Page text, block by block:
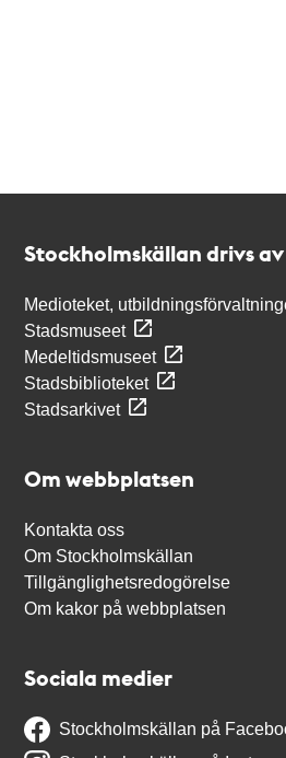
Stockholmskällan drivs av
Medioteket,
Stadsmuseet
Medeltidsmuseet
Stadsbiblioteket
Stadsarkivet
Om webbplatsen
Kontakta oss
Om Stockholmskällan
Tillgänglighetsredogörelse
Om kakor på webbplatsen
Sociala medier
Stockholmskällan på